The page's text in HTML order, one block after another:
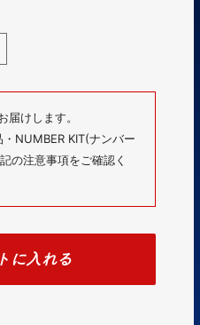
届けします。
NUMBER KIT(ナンバー
の注意事項をご確認く
に入れる